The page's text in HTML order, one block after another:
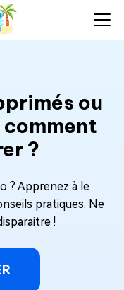
ou
?
? Apprenez à le
pratiques. Ne
!